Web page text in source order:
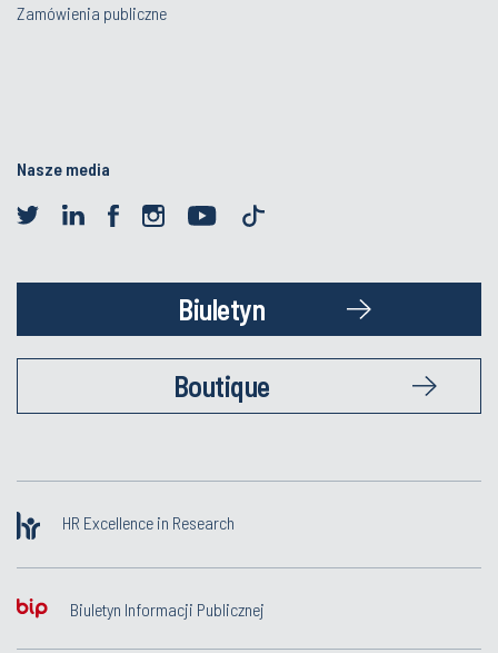
Zamówienia publiczne
Nasze media
Biuletyn
Boutique
HR Excellence in Research
Biuletyn Informacji Publicznej